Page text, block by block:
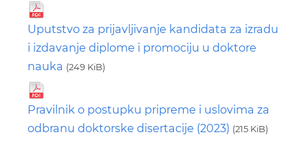
Uputstvo za prijavljivanje kandidata za izradu
i izdavanje diplome i promociju u doktore
nauka (249 KiB)
Pravilnik o postupku pripreme i uslovima za
odbranu doktorske disertacije (2023) (215 KiB)